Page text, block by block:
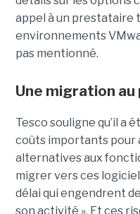
appel à un prestataire
environnements
pas mentionné.
Une migration
Tesco souligne qu’il a
coûts importants pour
alternatives aux
migrer vers ces
délai qui engendrent
son activité ». Et ces